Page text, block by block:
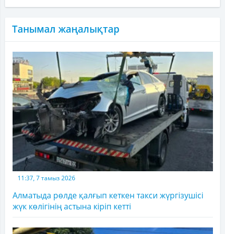
Танымал жаңалықтар
11:37, 7 тамыз 2026
Алматыда рөлде қалғып кеткен такси жүргізушісі
жүк көлігінің астына кіріп кетті